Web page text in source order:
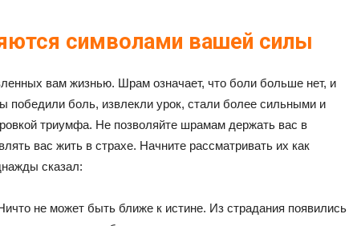
символами вашей силы
вам жизнью. Шрам означает, что боли больше нет, и
победили боль, извлекли урок, стали более сильными и
триумфа. Не позволяйте шрамам держать вас в
вас жить в страхе. Начните рассматривать их как
сказал:
не может быть ближе к истине. Из страдания появились